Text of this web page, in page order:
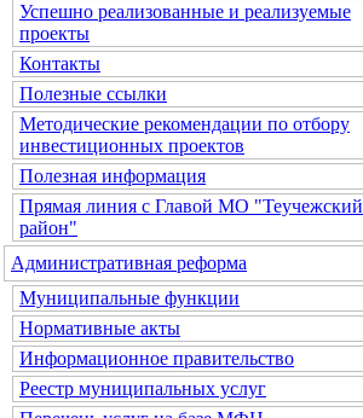
Успешно реализованные и реализуемые
проекты
Контакты
Полезные ссылки
Методические рекомендации по отбору
инвестиционных проектов
Полезная информация
Прямая линия с Главой МО "Теучежский
район"
Административная реформа
Муниципальные функции
Нормативные акты
Информационное правительство
Реестр муниципальных услуг